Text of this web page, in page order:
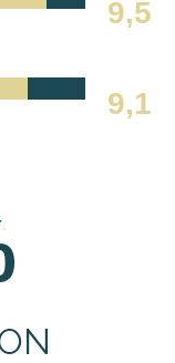
9,5
9,1